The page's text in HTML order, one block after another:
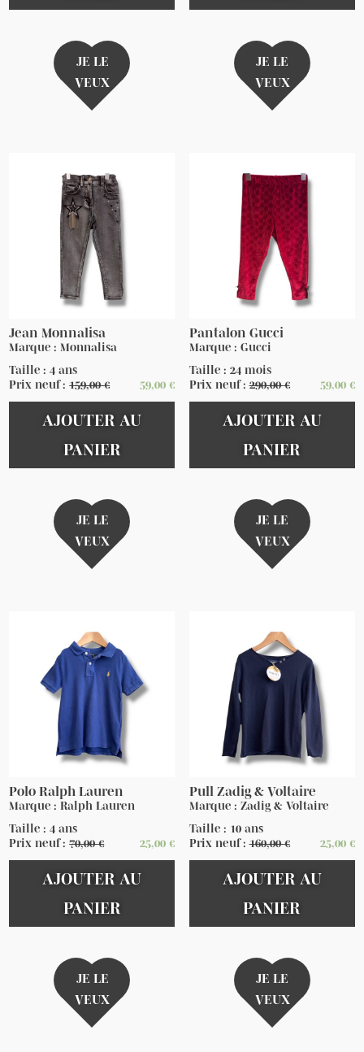
JE LE
VEUX
JE LE
VEUX
Jean Monnalisa
Marque : Monnalisa
Taille : 4 ans
Prix neuf :159,00€ 59,00 €
AJOUTER AU
PANIER
JE LE
VEUX
Pantalon Gucci
Marque : Gucci
Taille : 24 mois
Prix neuf :290,00€ 59,00 €
AJOUTER AU
PANIER
JE LE
VEUX
Polo Ralph Lauren
Marque : Ralph Lauren
Taille : 4 ans
Prix neuf :70,00€ 25,00 €
AJOUTER AU
PANIER
JE LE
VEUX
Pull Zadig & Voltaire
Marque : Zadig & Voltaire
Taille : 10 ans
Prix neuf :160,00€ 25,00 €
AJOUTER AU
PANIER
JE LE
VEUX